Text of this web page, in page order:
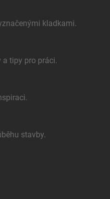
kladkami.
a tipy pro práci.
stavby.